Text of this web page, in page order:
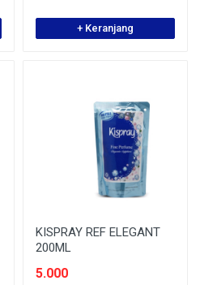
+ Keranjang
KISPRAY REF ELEGANT
200ML
5.000